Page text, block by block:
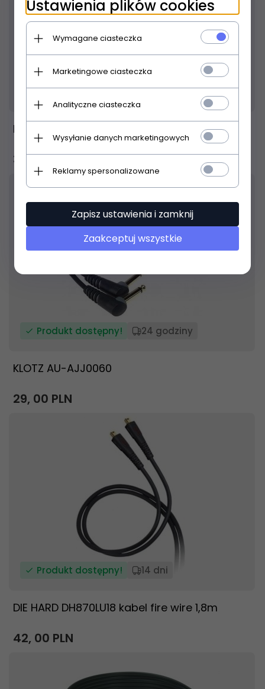
Produkt dostępny! 24 godziny
KLOTZ AU-AJJ0030
32,00PLN
Produkt dostępny! 24 godziny
KLOTZ AU-AJJ0060
29, 00 PLN
Produkt dostępny! 14 dni
DIE HARD DH870LU18 kabel fire wire 1,8m
42, 00 PLN
Ustawienia plików cookies
Wymagane ciasteczka
Marketingowe ciasteczka
Analityczne ciasteczka
Wysyłanie danych marketingowych
Reklamy spersonalizowane
Zapisz ustawienia i zamknij
Zaakceptuj wszystkie